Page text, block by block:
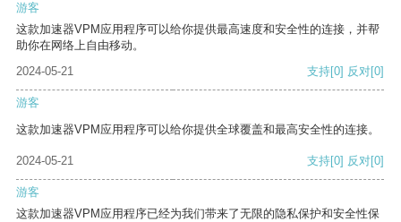
游客
这款加速器VPM应用程序可以给你提供最高速度和安全性的连接，并帮
助你在网络上自由移动。
2024-05-21
支持[0] 反对[0]
游客
这款加速器VPM应用程序可以给你提供全球覆盖和最高安全性的连接。
2024-05-21 支持[0] 反对[0]
游客
这款加速器VPM应用程序已经为我们带来了无限的隐私保护和安全性保